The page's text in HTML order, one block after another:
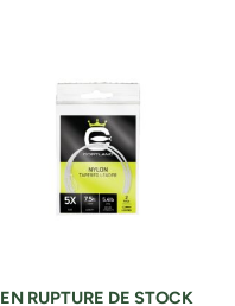
EN RUPTURE DE STOCK